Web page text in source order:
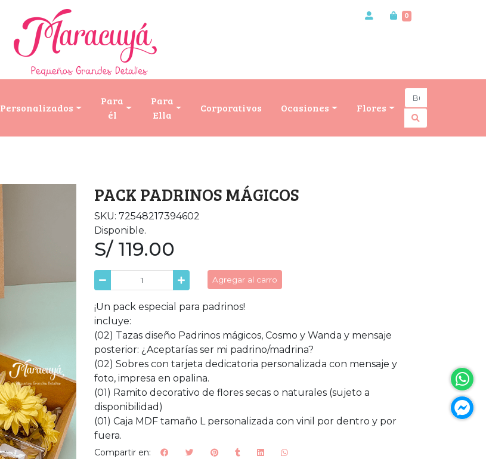
0
Personalizados
Para
él
Para
Ella
Corporativos Ocasiones Flores
PACK PADRINOS MÁGICOS
SKU: 72548217394602
Disponible.
S/ 119.00
Agregar al carro
¡Un pack especial para padrinos!
incluye:
(02) Tazas diseño Padrinos mágicos, Cosmo y Wanda y mensaje
posterior: ¿Aceptarías ser mi padrino/madrina?
(02) Sobres con tarjeta dedicatoria personalizada con mensaje y
foto, impresa en opalina.
(01) Ramito decorativo de flores secas o naturales (sujeto a
disponibilidad)
(01) Caja MDF tamaño L personalizada con vinil por dentro y por
fuera.
Compartir en: